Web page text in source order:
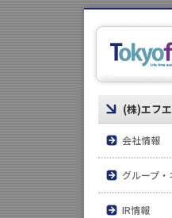
(株)エフ
会社情報
トップメ
会社概要
グループ
グループ
IR情報